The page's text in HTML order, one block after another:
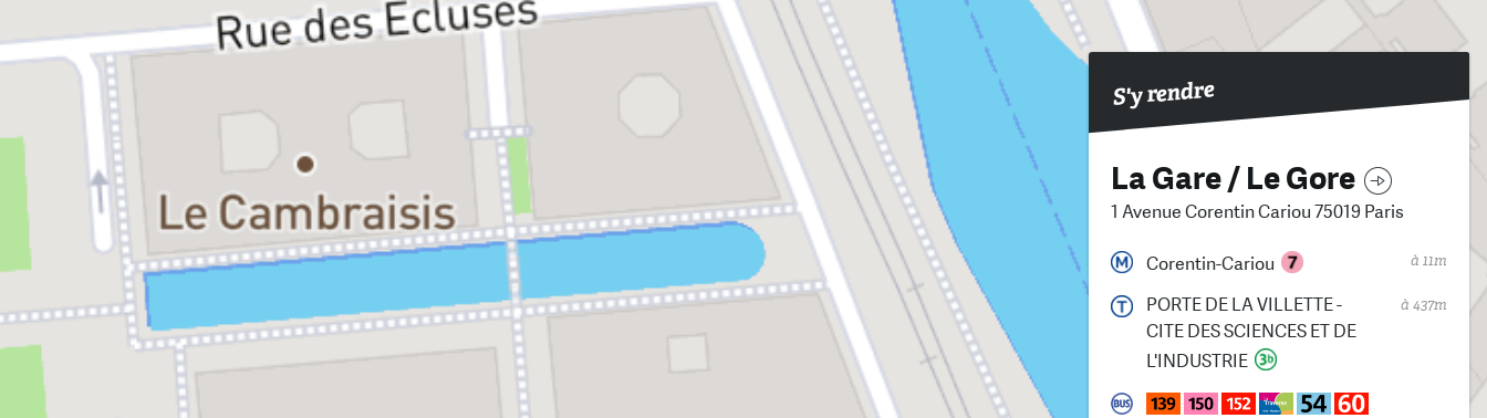
S'y rendre
La Gare / Le Gore
1 Avenue Corentin Cariou 75019 Paris
Corentin-Cariou à 11m
PORTE DE LA VILLETTE -
CITE DES SCIENCES ET DE
L'INDUSTRIE
à 437m